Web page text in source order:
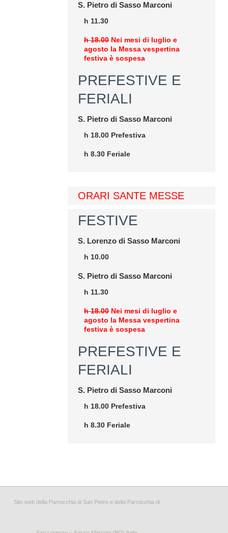
S. Pietro di Sasso Marconi
h 11.30
h 18.00 Nei mesi di luglio e
agosto la Messa vespertina
festiva è sospesa
PREFESTIVE E
FERIALI
S. Pietro di Sasso Marconi
h 18.00 Prefestiva
h 8.30 Feriale
ORARI SANTE MESSE
FESTIVE
S. Lorenzo di Sasso Marconi
h 10.00
S. Pietro di Sasso Marconi
h 11.30
h 18.00 Nei mesi di luglio e
agosto la Messa vespertina
festiva è sospesa
PREFESTIVE E
FERIALI
S. Pietro di Sasso Marconi
h 18.00 Prefestiva
h 8.30 Feriale
Sito web della Parrocchia di San Pietro e della Parrocchia di